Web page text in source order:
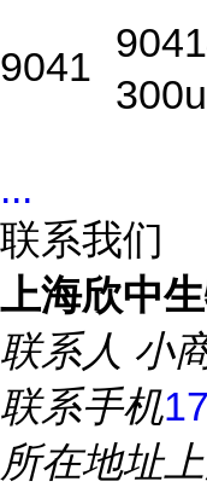
9041
...
联系我们
上海欣中
联系人 小
联系手机
所在地址